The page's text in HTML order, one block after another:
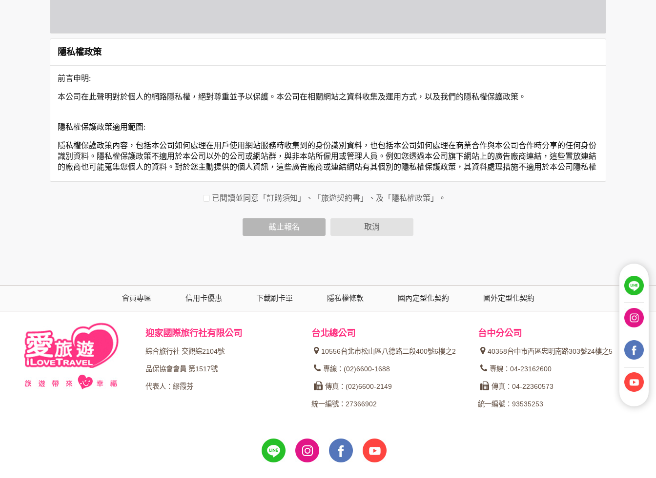
隱私權政策
前言申明:
本公司在此聲明對於個人的網路隱私權，絕對尊重並予以保護。本公司在相關網站之資料收集及運用方式，以及我們的隱私權保護政策。
隱私權保護政策適用範圍:
隱私權保護政策內容，包括本公司如何處理在用戶使用網站服務時收集到的身份識別資料，也包括本公司如何處理在商業合作與本公司合作時分享的任何身份
識別資料。隱私權保護政策不適用於本公司以外的公司或網站群，與非本站所僱用或管理人員。例如您透過本公司旗下網站上的廣告廠商連結，這些置放連結
的廠商也可能蒐集您個人的資料。對於您主動提供的個人資訊，這些廣告廠商或連結網站有其個別的隱私權保護政策，其資料處理措施不適用於本公司隱私權
您個人在本網站上的聊天室或討論區中任意公開個人資料的行為，在非經加密的保護下，亦不適用於本公司隱私權保護政策。
參考依據，此記錄為內部應用，決不對外公布。
為提供精確的服務，我們會將收集的問卷調查內容進行統計與分析，分析結果之統計數據或說明文字呈現，除供內部研究外，我們會視需要公佈統計數據及說
明文字，但不涉及特定個人之資料。
除非取得您的同意或其他法令之特別規定，本網站絕不會將您的個人資料揭露予第三人或使用於蒐集目的以外之其他用途。
在您於本網站註冊帳號、使用本網站相關產品、服務、活動或贈獎時，本網站會收集您的個人識別資料，本網站也可以從商業夥伴處取得個人資料。
當客戶在本網站註冊時，我們會取得您的姓名、電話、住址、身份證字號、電子郵件、出生日期、性別、行業等相關資料，當您註冊成功，並登入使用我們的
服務後，我們即取得您的資料。註冊時，本網站取得您的姓名、電話、住址、身份證字號、電子郵件、出生日期、性別、行業等相關資料，當您註冊成功，並
項記錄和您對應。請您注意，在本網站網刊登廣告之廠商，或與連結本網站，也可能蒐集您個人的資料。對於您主動提供的個人資訊，這些廣告廠商、或連結
網站有其個別的私權保護政策，其資料處理措施不適用本網站隱私權保護政策，本公司不負任何連帶責任。
已閱讀並同意「訂購須知」、「旅遊契約書」、及「隱私權政策」。
截止報名 取消
會員專區 信用卡優惠 下載刷卡單 隱私權條款 國內定型化契約 國外定型化契約
迎家國際旅行社有限公司
綜合旅行社 交觀綜2104號
品保協會會員 第1517號
代表人：繆霞芬
台北總公司
10556台北市松山區八德路二段400號6樓之2
專線：(02)6600-1688
傳真：(02)6600-2149
統一編號：27366902
台中分公司
40358台中市西區忠明南路303號24樓之5
專線：04-23162600
傳真：04-22360573
統一編號：93535253